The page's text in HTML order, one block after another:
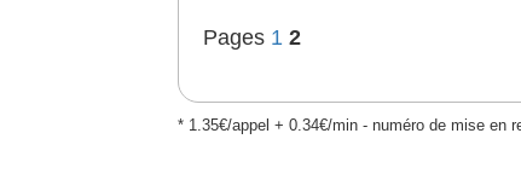
Pages 1 2
* 1.35€/appel + 0.34€/min - numéro de mise en